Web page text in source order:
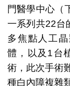
門醫學中心（
一系列共22台
多焦點人工
體，以及1台
術，此次手術
種白內障複雜